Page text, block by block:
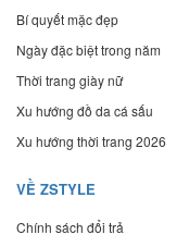
Bí quyết mặc đẹp
Ngày đặc biệt trong năm
Thời trang giày nữ
Xu hướng đồ da cá sấu
Xu hướng thời trang 2026
VỀ ZSTYLE
Chính sách đổi trả